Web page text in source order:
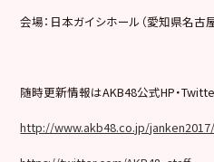
会場：日本ガイシホール（愛知県名古
随時更新情報はAKB48公式HP・
http://www.akb48.co.jp/janken2017/